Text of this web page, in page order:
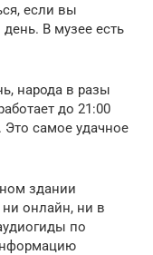
если вы
В музее есть
народа в разы
до 21:00
самое удачное
здании
онлайн, ни в
по